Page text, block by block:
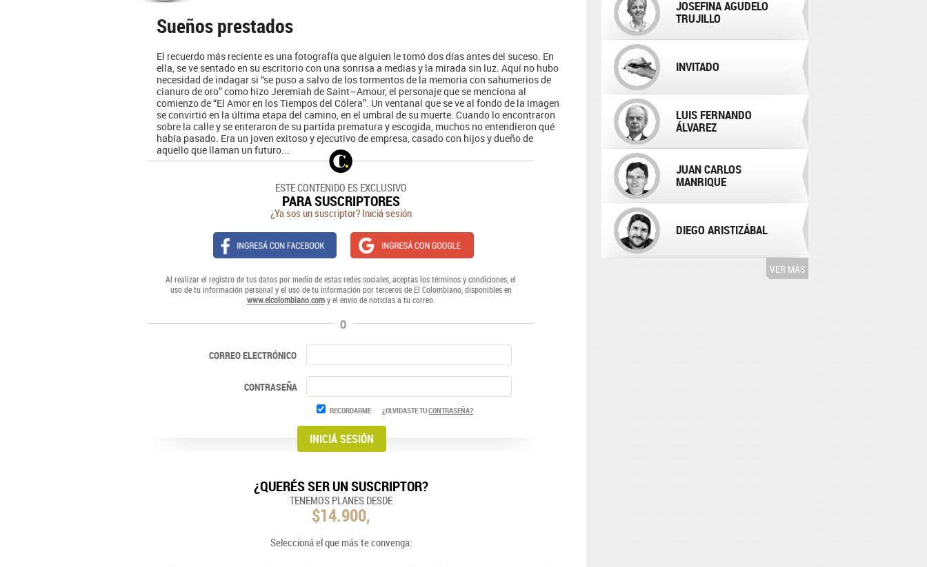
Sueños prestados
El recuerdo más reciente es una fotografía que alguien le tomó dos días antes del suceso. En
ella, se ve sentado en su escritorio con una sonrisa a medias y la mirada sin luz. Aquí no hubo
necesidad de indagar si “se puso a salvo de los tormentos de la memoria con sahumerios de
cianuro de oro” como hizo Jeremiah de Saint–Amour, el personaje que se menciona al
comienzo de “El Amor en los Tiempos del Cólera”. Un ventanal que se ve al fondo de la imagen
se convirtió en la última etapa del camino, en el umbral de su muerte. Cuando lo encontraron
sobre la calle y se enteraron de su partida prematura y escogida, muchos no entendieron qué
había pasado. Era un joven exitoso y ejecutivo de empresa, casado con hijos y dueño de
aquello que llaman un futuro...
ESTE CONTENIDO ES EXCLUSIVO
PARA SUSCRIPTORES
¿Ya sos un suscriptor? Iniciá sesión
Al realizar el registro de tus datos por medio de estas redes sociales, aceptas los términos y condiciones, el
uso de tu información personal y el uso de tu información por terceros de El Colombiano, disponibles en
www.elcolombiano.comy el envío de noticias a tu correo.
O
CORREO ELECTRÓNICO
CONTRASEÑA
RECORDARME ¿OLVIDASTE TUCONTRASEÑA?
¿QUERÉS SER UN SUSCRIPTOR?
TENEMOS PLANES DESDE
$14.900,
Seleccioná el que más te convenga:
JOSEFINA AGUDELO
TRUJILLO
INVITADO
LUIS FERNANDO
ÁLVAREZ
JUAN CARLOS
MANRIQUE
DIEGO ARISTIZÁBAL
VER MÁS